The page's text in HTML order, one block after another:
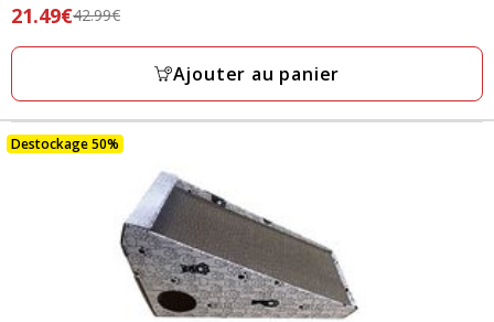
Prix
précédent
prix
final
21.49€
21.49€42.99€
Ajouter au panier
Destockage 50%